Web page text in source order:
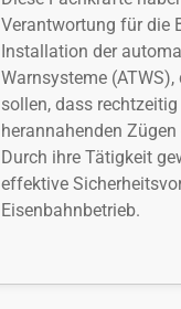
Verantwortung für die
Installation der
Warnsysteme
sollen, dass
herannahenden
Durch ihre Tätigkeit
effektive
Eisenbahnbetrieb.